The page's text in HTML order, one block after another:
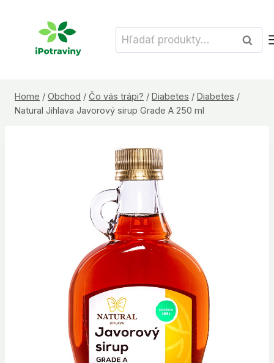
Hľadať:
Home / Obchod / Čo vás trápi? / Diabetes / Diabetes /
Natural Jihlava Javorový sirup Grade A 250 ml